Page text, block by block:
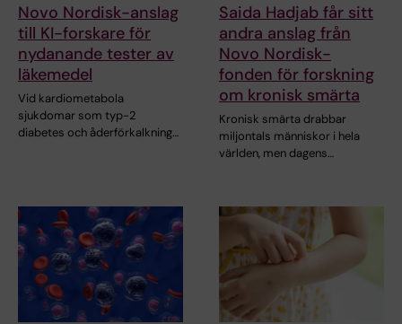
Novo Nordisk-anslag
till KI-forskare för
nydanande tester av
läkemedel
Vid kardiometabola
sjukdomar som typ-2
diabetes och åderförkalkning…
Saida Hadjab får sitt
andra anslag från
Novo Nordisk-
fonden för forskning
om kronisk smärta
Kronisk smärta drabbar
miljontals människor i hela
världen, men dagens…